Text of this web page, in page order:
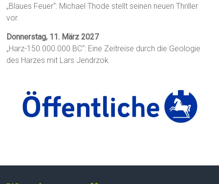
„Blaues Feuer“: Michael Thode stellt seinen neuen Thriller
vor.
Donnerstag, 11. März 2027
„Harz-150.000.000 BC“: Eine Zeitreise durch die Geologie
des Harzes mit Lars Jendrzok.